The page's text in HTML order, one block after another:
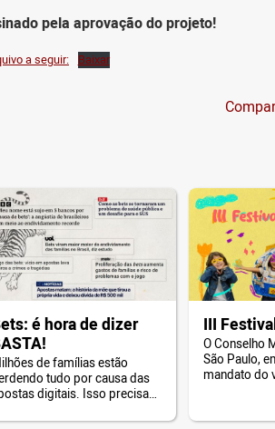
pela aprovação do projeto!
a seguir: Baixar
é hora de dizer
de famílias estão
tudo por causa das
digitais. Isso precisa
III
O Conselho
São Paulo,
mandato do
Municipal de